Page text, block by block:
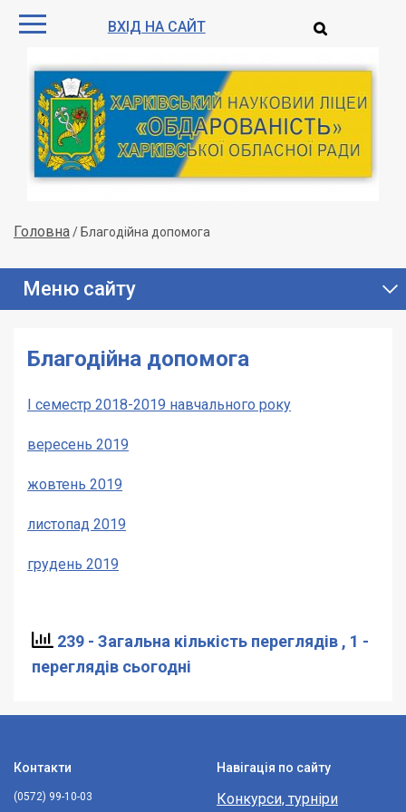
ВХІД НА САЙТ
Головна/ Благодійна допомога
Меню сайту
Благодійна допомога
І семестр 2018-2019 навчального року
вересень 2019
жовтень 2019
листопад 2019
грудень 2019
239 - Загальна кількість переглядів , 1 -
переглядів сьогодні
Навігація по сайту
Конкурси, турніри
Контакти
(0572) 99-10-03